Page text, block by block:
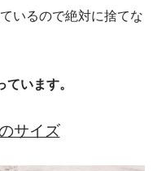
いるので絶対に捨てな
ています。
サイズ